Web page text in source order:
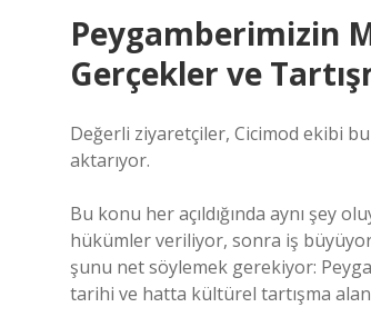
Peygamberimizin
Gerçekler ve
Değerli ziyaretçiler, Cicimod ekibi
aktarıyor.
Bu konu her açıldığında aynı şey
hükümler veriliyor, sonra iş
şunu net söylemek gerekiyor:
tarihi ve hatta kültürel tartışma